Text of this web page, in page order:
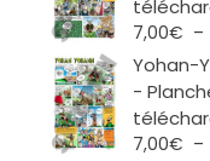
7,00€ –
Yohan-
-
7,00€ –